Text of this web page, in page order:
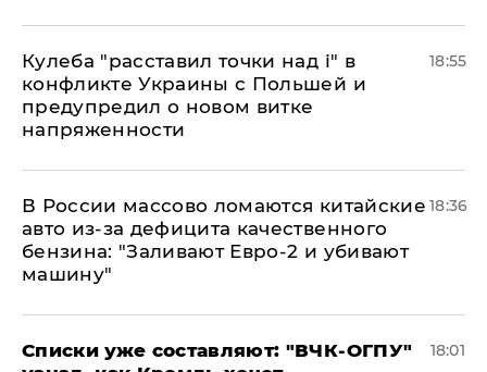
Кулеба "расставил точки над і" в
конфликте Украины с Польшей и
предупредил о новом витке
напряженности
18:55
В России массово ломаются китайские
авто из-за дефицита качественного
бензина: "Заливают Евро-2 и убивают
машину"
18:36
Списки уже составляют: "ВЧК-ОГПУ"
18:01